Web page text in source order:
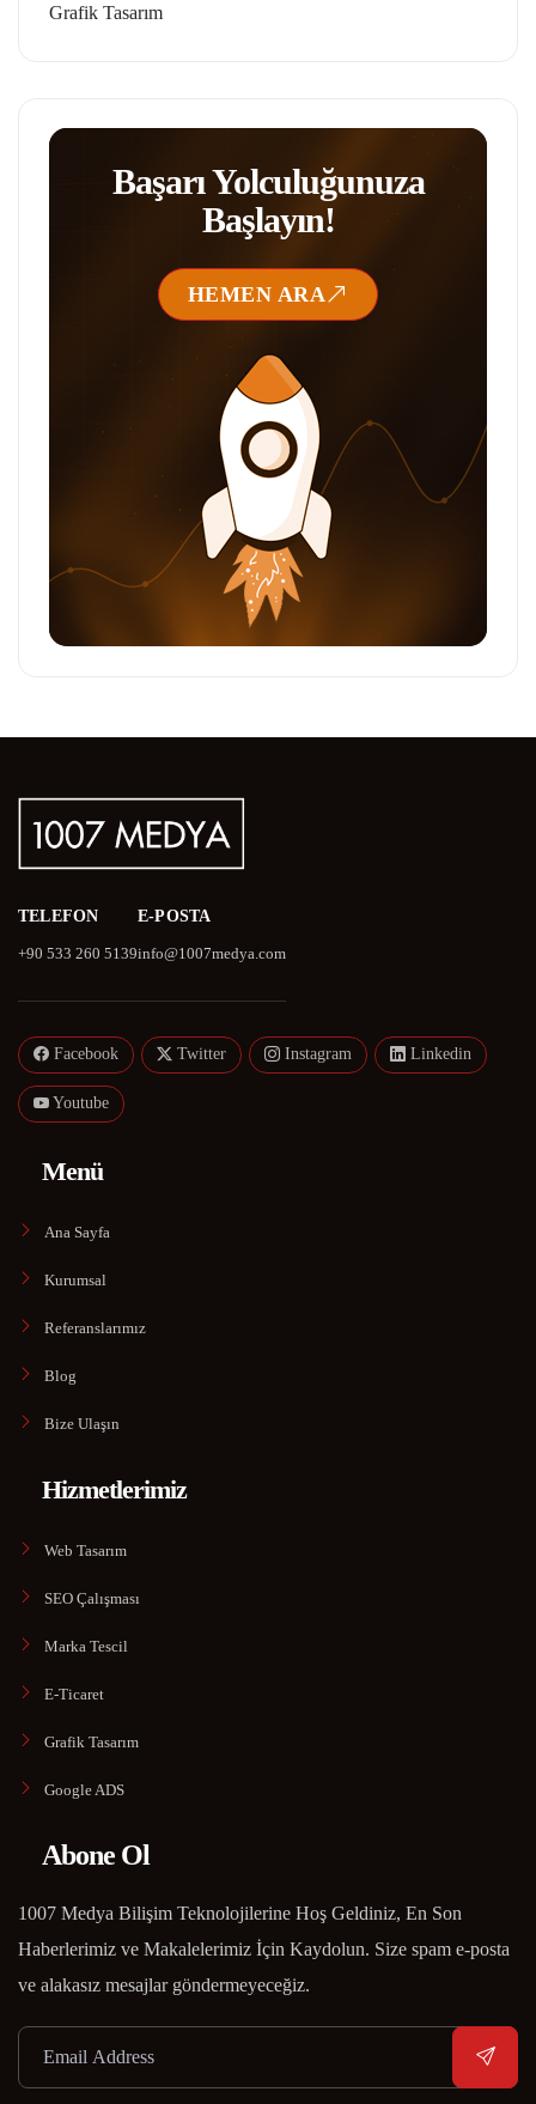
Grafik Tasarım
Başarı Yolculuğunuza
Başlayın!
HEMEN ARA
TELEFON
+90 533 260 5139
E-POSTA
info@1007medya.com
Facebook Twitter Instagram Linkedin
Youtube
Menü
Ana Sayfa
Kurumsal
Referanslarımız
Blog
Bize Ulaşın
Hizmetlerimiz
Web Tasarım
SEO Çalışması
Marka Tescil
E-Ticaret
Grafik Tasarım
Google ADS
Abone Ol
1007 Medya Bilişim Teknolojilerine Hoş Geldiniz, En Son
Haberlerimiz ve Makalelerimiz İçin Kaydolun. Size spam e-posta
ve alakasız mesajlar göndermeyeceğiz.